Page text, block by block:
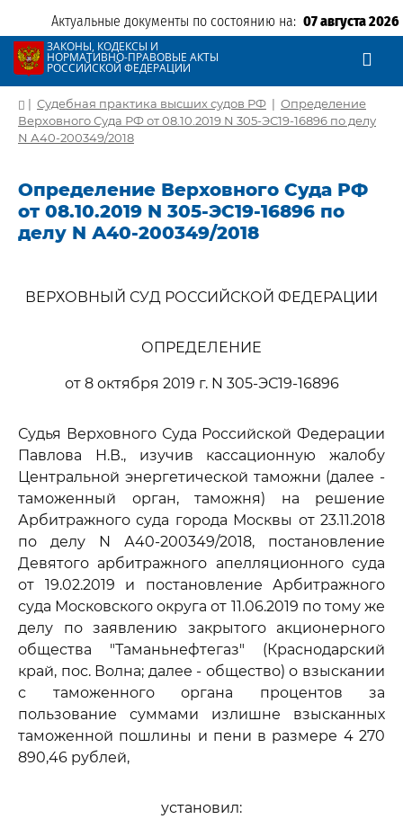
Актуальные документы по состоянию на: 07 августа 2026
ЗАКОНЫ, КОДЕКСЫ И
НОРМАТИВНО-ПРАВОВЫЕ АКТЫ
РОССИЙСКОЙ ФЕДЕРАЦИИ
| Судебная практика высших судов РФ | Определение
Верховного Суда РФ от 08.10.2019 N 305-ЭС19-16896 по делу
N А40-200349/2018
Определение Верховного Суда РФ
от 08.10.2019 N 305-ЭС19-16896 по
делу N А40-200349/2018
ВЕРХОВНЫЙ СУД РОССИЙСКОЙ ФЕДЕРАЦИИ
ОПРЕДЕЛЕНИЕ
от 8 октября 2019 г. N 305-ЭС19-16896
Судья Верховного Суда Российской Федерации
Павлова Н.В., изучив кассационную жалобу
Центральной энергетической таможни (далее -
таможенный орган, таможня) на решение
Арбитражного суда города Москвы от 23.11.2018
по делу N А40-200349/2018, постановление
Девятого арбитражного апелляционного суда
от 19.02.2019 и постановление Арбитражного
суда Московского округа от 11.06.2019 по тому же
делу по заявлению закрытого акционерного
общества "Таманьнефтегаз" (Краснодарский
край, пос. Волна; далее - общество) о взыскании
с таможенного органа процентов за
пользование суммами излишне взысканных
таможенной пошлины и пени в размере 4 270
890,46 рублей,
установил: